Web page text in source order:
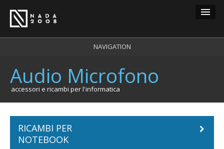
carrello
login
NAVIGATION
Audio Microfono
accessori e ricambi per l'informatica
RICAMBI PER
NOTEBOOK